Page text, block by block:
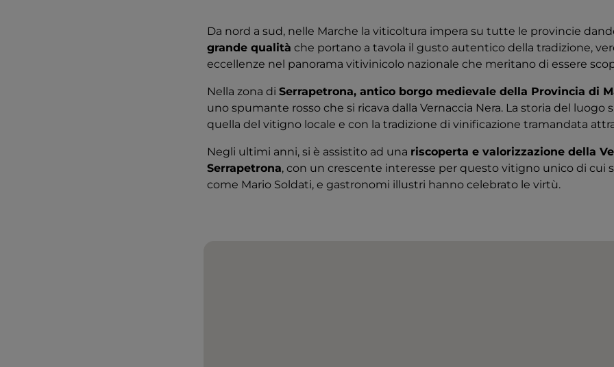
Da nord a sud, nelle Marche la viticoltura impera su tutte le provincie
grande qualità che portano a tavola il gusto autentico della tradizione,
eccellenze nel panorama vitivinicolo nazionale che meritano di essere
Nella zona di Serrapetrona, antico borgo medievale della Provincia di
uno spumante rosso che si ricava dalla Vernaccia Nera. La storia del luogo
quella del vitigno locale e con la tradizione di vinificazione tramandata
Negli ultimi anni, si è assistito ad una riscoperta e valorizzazione della
Serrapetrona, con un crescente interesse per questo vitigno unico di cui
come Mario Soldati, e gastronomi illustri hanno celebrato le virtù.